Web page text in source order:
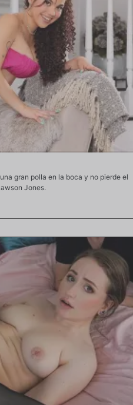
agujeros profunda y fuerte mientras
tras orgasmo rastrillaron su
vagina bailaban un resbaladizo batido
e hinchados estaban pegando su
fluir esos jugos creativos porque
gran polla en la boca y no pierde el
Jones.